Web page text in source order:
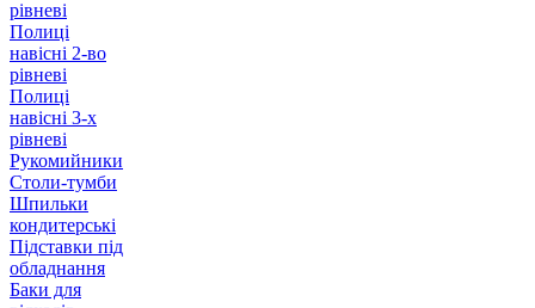
рівневі
Полиці
навісні 2-во
рівневі
Полиці
навісні 3-х
рівневі
Рукомийники
Столи-тумби
Шпильки
кондитерські
Підставки під
обладнання
Баки для